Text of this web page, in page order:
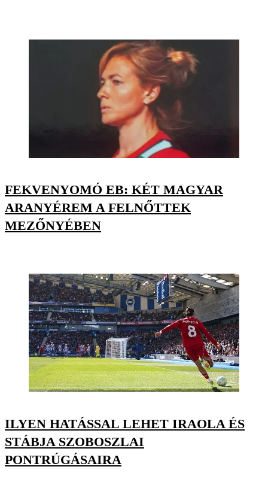
FEKVENYOMÓ EB: KÉT MAGYAR
ARANYÉREM A FELNŐTTEK
MEZŐNYÉBEN
ILYEN HATÁSSAL LEHET IRAOLA ÉS
STÁBJA SZOBOSZLAI
PONTRÚGÁSAIRA